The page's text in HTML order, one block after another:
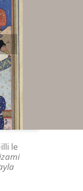
Suivant
le